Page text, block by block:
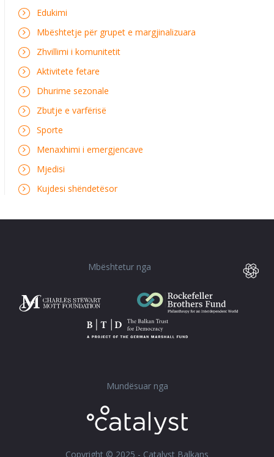
Edukimi
Mbështetje për grupet e margjinalizuara
Zhvillimi i komunitetit
Aktivitete fetare
Dhurime sezonale
Zbutje e varfërisë
Sporte
Menaxhimi i emergjencave
Mjedisi
Kujdesi shëndetësor
Mbështetur nga
Mundësuar nga
Copyright © 2025 - Catalyst Balkans